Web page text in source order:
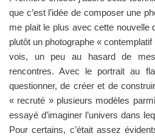
que c’est l’idée de composer une
me plait le plus avec cette nouvelle
plutôt un photographe «
vois, un peu au hasard de mes
rencontres. Avec le portrait au
questionner, de créer et de
« recruté » plusieurs modèles
essayé d’imaginer l’univers dans
Pour certains, c’était assez